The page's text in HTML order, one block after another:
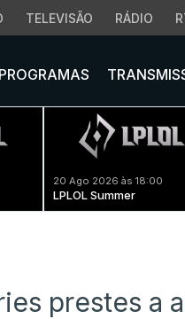
TELEVISÃO RÁDIO
PROGRAMAS
20 Ago 2026 às 18:00
LPLOL Summer
prestes a